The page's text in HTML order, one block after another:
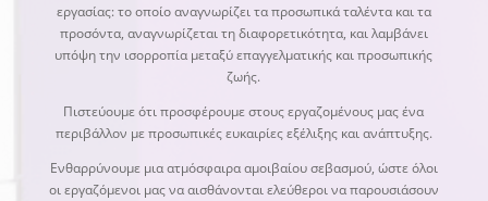
εργασίας: το οποίο αναγνωρίζει τα προσωπικά ταλέντα και τα
προσόντα, αναγνωρίζεται τη διαφορετικότητα, και λαμβάνει
υπόψη την ισορροπία μεταξύ επαγγελματικής και προσωπικής
ζωής.
Πιστεύουμε ότι προσφέρουμε στους εργαζομένους μας ένα
περιβάλλον με προσωπικές ευκαιρίες εξέλιξης και ανάπτυξης.
Ενθαρρύνουμε μια ατμόσφαιρα αμοιβαίου σεβασμού, ώστε όλοι
οι εργαζόμενοι μας να αισθάνονται ελεύθεροι να παρουσιάσουν